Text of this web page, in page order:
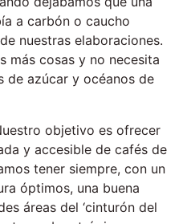
a carbón o caucho
nuestras elaboraciones.
más cosas y no necesita
de azúcar y océanos de
objetivo es ofrecer
y accesible de cafés de
tener siempre, con un
óptimos, una buena
áreas del ‘cinturón del